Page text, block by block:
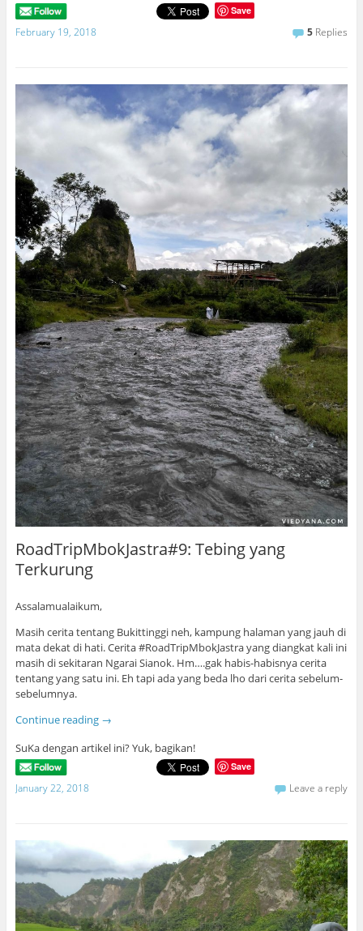
Save
February 19, 2018 5 Replies
RoadTripMbokJastra#9: Tebing yang
Terkurung
Assalamualaikum,
Masih cerita tentang Bukittinggi neh, kampung halaman yang jauh di
mata dekat di hati. Cerita #RoadTripMbokJastra yang diangkat kali ini
masih di sekitaran Ngarai Sianok. Hm….gak habis-habisnya cerita
tentang yang satu ini. Eh tapi ada yang beda lho dari cerita sebelum-
sebelumnya.
Continue reading →
SuKa dengan artikel ini? Yuk, bagikan!
Save
January 22, 2018 Leave a reply